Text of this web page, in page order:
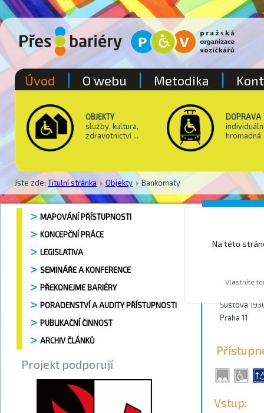
OBJEKTY
služby, kultura,
zdravotnictví ...
DOPRAVA
hromadná
Jste zde: Titulní stránka Objekty Bankomaty
Úvod O webu Metodika
MAPOVÁNÍ PŘÍSTUPNOSTI
KONCEPČNÍ PRÁCE
LEGISLATIVA
SEMINÁŘE A KONFERENCE
PŘEKONEJME BARIÉRY
PORADENSTVÍ A AUDITY PŘÍSTUPNOSTI
PUBLIKAČNÍ ČINNOST
ARCHIV ČLÁNKŮ
Projekt podporují
Šustova
Praha 11
Vstup:
Na této
Vlastníte